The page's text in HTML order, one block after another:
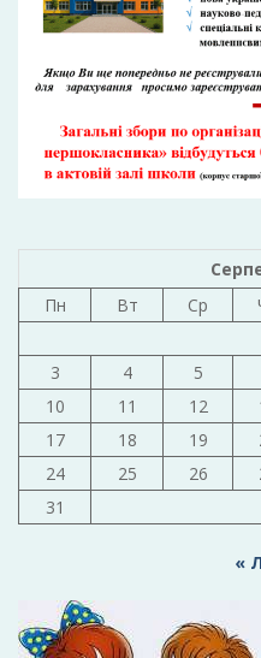
Пн
Вт Ср
3
4 5
10
11 12
17
18 19
24
25 26
31
«